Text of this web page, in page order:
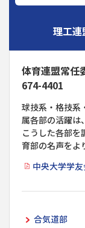
理工連
体育連盟常任
674-4401
球技系・格技系
属各部の活躍は
こうした各部を
育部の名声をよ
中央大学学
合気道部